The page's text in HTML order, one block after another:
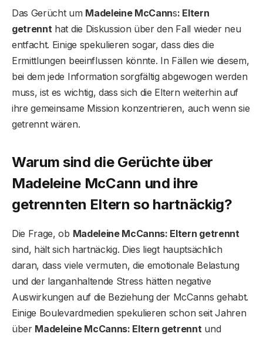
Das Gerücht um Madeleine McCanns: Eltern
getrennthat die Diskussion über den Fall wieder neu
entfacht. Einige spekulieren sogar, dass dies die
Ermittlungen beeinflussen könnte. In Fällen wie diesem,
bei dem jede Information sorgfältig abgewogen werden
muss, ist es wichtig, dass sich die Eltern weiterhin auf
ihre gemeinsame Mission konzentrieren, auch wenn sie
getrennt wären.
Warum sind die Gerüchte über
Madeleine McCann und ihre
getrennten Eltern so hartnäckig?
Die Frage, ob Madeleine McCanns: Eltern getrennt
sind, hält sich hartnäckig. Dies liegt hauptsächlich
daran, dass viele vermuten, die emotionale Belastung
und der langanhaltende Stress hätten negative
Auswirkungen auf die Beziehung der McCanns gehabt.
Einige Boulevardmedien spekulieren schon seit Jahren
über Madeleine McCanns: Eltern getrennt und